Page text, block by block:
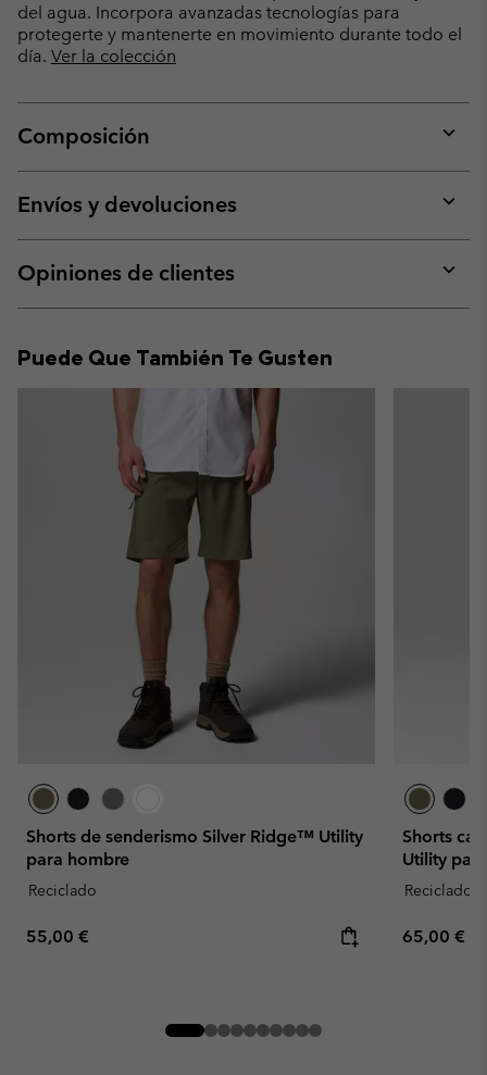
del agua. Incorpora avanzadas tecnologías para
protegerte y mantenerte en movimiento durante todo el
día. Ver la colección
Composición
or
Envíos y devoluciones
or
Opiniones de clientes
or
Puede Que También Te Gusten
Shorts de senderismo Silver Ridge™ Utility
para hombre
Reciclado
Regular price:
55,00 €
Shorts
Utility
Reciclado
Regular
65,00 €